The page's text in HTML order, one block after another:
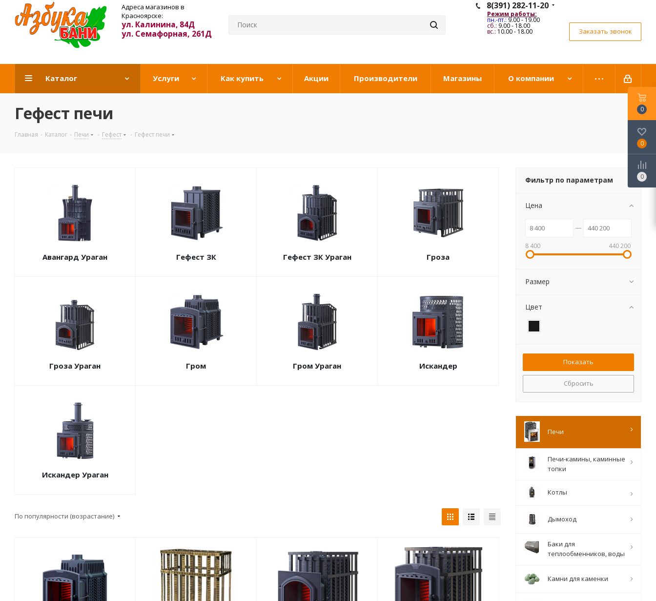
Адреса магазинов в
Красноярске:
ул. Калинина, 84Д
ул. Семафорная, 261Д
8(391) 282-11-20
Режим работы:
пн.-пт.:9.00 - 19.00
сб.: 9.00 - 18.00
вс.: 10.00 - 18.00 Заказать звонок
Каталог Услуги Как купить Акции Производители Магазины О компании
Гефест печи
Главная - Каталог - Печи - Гефест - Гефест печи
Авангард Ураган Гефест ЗК Гефест ЗК Ураган Гроза
Гроза Ураган Гром Гром Ураган Искандер
Искандер Ураган
По популярности (возрастание)
Фильтр по параметрам
Цена
8 400 440 200
Размер
Цвет
Сбросить
Печи
Печи-камины, каминные
топки
Котлы
Дымоход
Баки для
теплообменников, воды
Камни для каменки
0
0
0